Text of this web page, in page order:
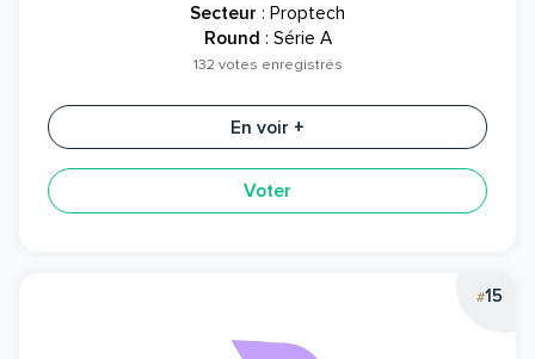
Secteur : Proptech
Round : Série A
132 votes enregistrés
En voir +
Voter
#15